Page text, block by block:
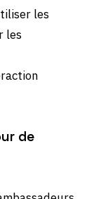
les
les
de